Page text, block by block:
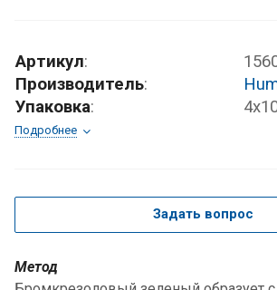
Артикул:
Производитель:
Упаковка:
Подробнее
Задать вопрос
Метод